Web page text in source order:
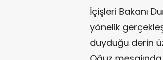
İçişleri Bakanı
yönelik
duyduğu derin